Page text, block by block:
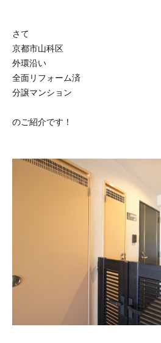
さて
京都市山科区
外環沿い
全面リフォーム済
分譲マンション
のご紹介です！